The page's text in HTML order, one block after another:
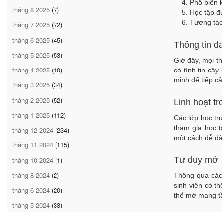
tháng 8 2025 (7)
tháng 7 2025 (72)
tháng 6 2025 (45)
tháng 5 2025 (53)
tháng 4 2025 (10)
tháng 3 2025 (34)
tháng 2 2025 (52)
tháng 1 2025 (112)
tháng 12 2024 (234)
tháng 11 2024 (115)
tháng 10 2024 (1)
tháng 8 2024 (2)
tháng 6 2024 (20)
tháng 5 2024 (33)
Phổ biến
Học tập
Tương
Thông tin
Giờ đây, mọi
có tính tin cậy
minh để tiếp
Linh hoạt
Các lớp học
tham gia học
một cách dễ
Tư duy mở
Thông qua
sinh viên có
thể mở mang